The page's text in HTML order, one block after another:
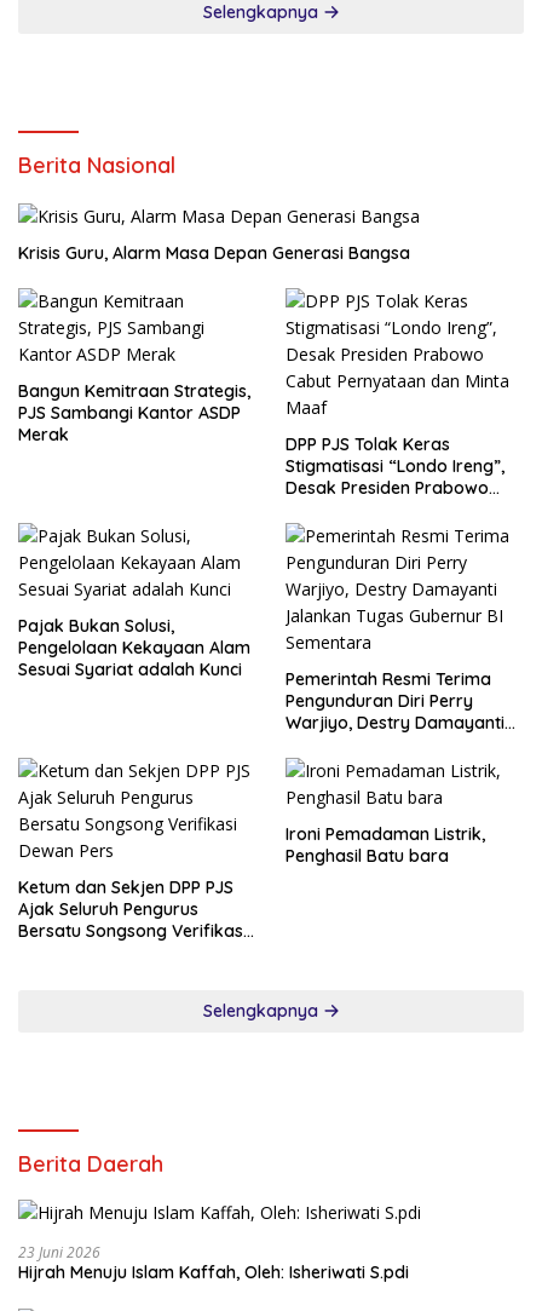
Selengkapnya
Berita Nasional
Krisis Guru, Alarm Masa Depan Generasi Bangsa
Bangun Kemitraan Strategis,
PJS Sambangi Kantor ASDP
Merak
DPP PJS Tolak Keras
Stigmatisasi “Londo Ireng”,
Desak Presiden Prabowo
Maaf
Pajak Bukan Solusi,
Pengelolaan Kekayaan Alam
Sesuai Syariat adalah Kunci
Pemerintah Resmi Terima
Pengunduran Diri Perry
Warjiyo, Destry Damayanti
Sementara
Ketum dan Sekjen DPP PJS
Ajak Seluruh Pengurus
Bersatu Songsong Verifikasi
Ironi Pemadaman Listrik,
Penghasil Batu bara
Selengkapnya
Berita Daerah
23 Juni 2026
Hijrah Menuju Islam Kaffah, Oleh: Isheriwati S.pdi